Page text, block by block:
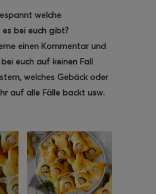
welche
bei euch gibt?
einen Kommentar und
euch auf keinen Fall
welches Gebäck oder
auf alle Fälle backt usw.